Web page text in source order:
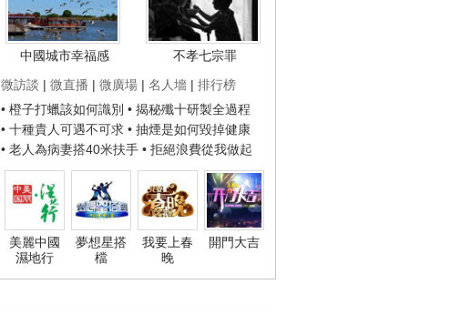
中國城市幸福感
不孝七宗罪
微訪談 | 微直播 | 微廣場 | 名人墻 | 排行榜
• 橙子打蠟該如何識別 • 揭秘殲十研製全過程
• 十種貴人可遇不可求 • 抽煙是如何毀掉健康
• 老人為病妻搭40米扶手 • 拒絕浪費從我做起
美麗中國
濕地行
夢想星搭
檔
我要上春
晚
開門大吉